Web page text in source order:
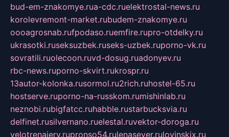
bud-em-znakomye.rua-cdc.ruelektrostal-news.ru
korolevremont-market.rubudem-znakomye.ru
oooagrosnab.rufpodaso.ruemfire.rupro-otdelky.ru
ukrasotki.ruseksuzbek.ruseks-uzbek.ruporno-vk.ru
sovratili.ruolecoon.ruvd-dosug.ruadonyev.ru
rbc-news.ruporno-skvirt.rukrospr.ru
13autor-kolonka.rusormol.ru2rich.ruhostel-65.ru
hostserve.ruporno-na-russkom.rumishinlab.ru
neznobi.rubigfatcc.ruhabble.rustarbucksvia.ru
delfinet.rusilvernano.ruelestal.ruvektor-doroga.ru
velotrenajery.rupronso54.rulenasever.rulovinskix.ru